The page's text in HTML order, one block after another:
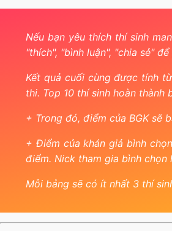
Nếu bạn yêu thích thí sinh
"thích", "bình luận", "chia sẻ"
Kết quả cuối cùng được tính
thi. Top 10 thí sinh hoàn
+ Trong đó, điểm của BGK sẽ
+ Điểm của khán giả bình
điểm. Nick tham gia bình chọn
Mỗi bảng sẽ có ít nhất 3 thí